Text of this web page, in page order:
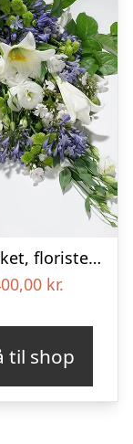
Bårebuket, floristens valg – Blomster til begravelse
kr.
til shop